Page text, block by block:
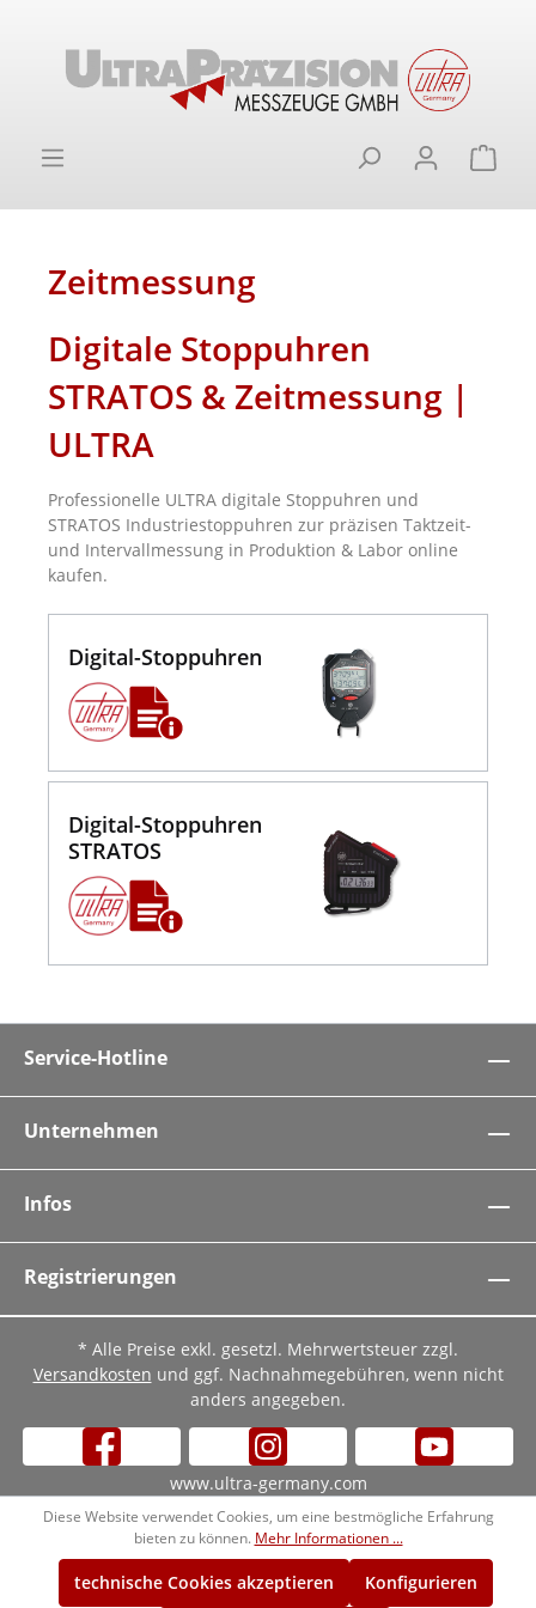
Zeitmessung
Digitale Stoppuhren
STRATOS & Zeitmessung |
ULTRA
Professionelle ULTRA digitale Stoppuhren und
STRATOS Industriestoppuhren zur präzisen Taktzeit-
und Intervallmessung in Produktion & Labor online
kaufen.
Digital-Stoppuhren
Digital-Stoppuhren
STRATOS
Service-Hotline
Unternehmen
Infos
Registrierungen
* Alle Preise exkl. gesetzl. Mehrwertsteuer zzgl.
Versandkosten und ggf. Nachnahmegebühren, wenn nicht
anders angegeben.
www.ultra-germany.com
Diese Website verwendet Cookies, um eine bestmögliche Erfahrung
bieten zu können. Mehr Informationen ...
technische Cookies akzeptieren Konfigurieren